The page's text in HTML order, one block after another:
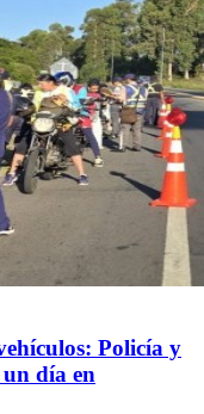
Policía y
día en